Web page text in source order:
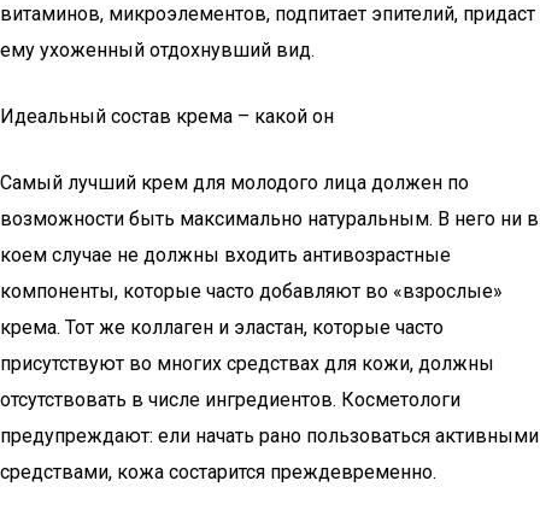
витаминов, микроэлементов, подпитает эпителий, придаст
ему ухоженный отдохнувший вид.
Идеальный состав крема – какой он
Самый лучший крем для молодого лица должен по
возможности быть максимально натуральным. В него ни в
коем случае не должны входить антивозрастные
компоненты, которые часто добавляют во «взрослые»
крема. Тот же коллаген и эластан, которые часто
присутствуют во многих средствах для кожи, должны
отсутствовать в числе ингредиентов. Косметологи
предупреждают: ели начать рано пользоваться активными
средствами, кожа состарится преждевременно.